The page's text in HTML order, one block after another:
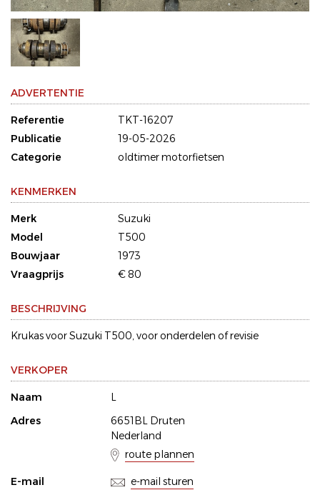
ADVERTENTIE
Referentie
TKT-16207
Publicatie
19-05-2026
Categorie
oldtimer motorfietsen
KENMERKEN
Merk
Suzuki
Model
T500
Bouwjaar
1973
Vraagprijs
€ 80
BESCHRIJVING
Krukas voor Suzuki T500, voor onderdelen of revisie
VERKOPER
Naam
L
Adres
6651BL Druten
Nederland
route plannen
E-mail e-mail sturen